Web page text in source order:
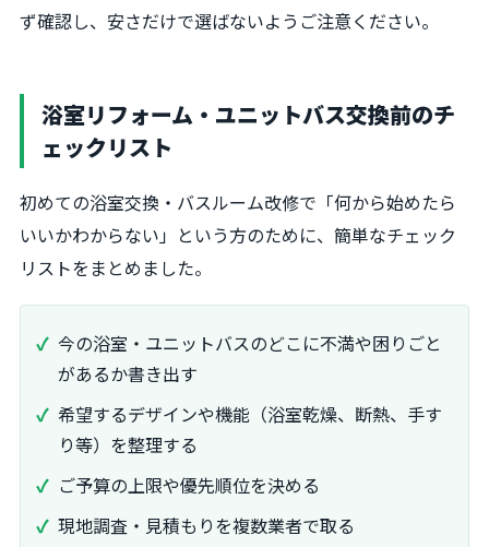
ず確認し、安さだけで選ばないようご注意ください。
浴室リフォーム・ユニットバス交換前のチ
ェックリスト
初めての浴室交換・バスルーム改修で「何から始めたら
いいかわからない」という方のために、簡単なチェック
リストをまとめました。
今の浴室・ユニットバスのどこに不満や困りごと
があるか書き出す
希望するデザインや機能（浴室乾燥、断熱、手す
り等）を整理する
ご予算の上限や優先順位を決める
現地調査・見積もりを複数業者で取る